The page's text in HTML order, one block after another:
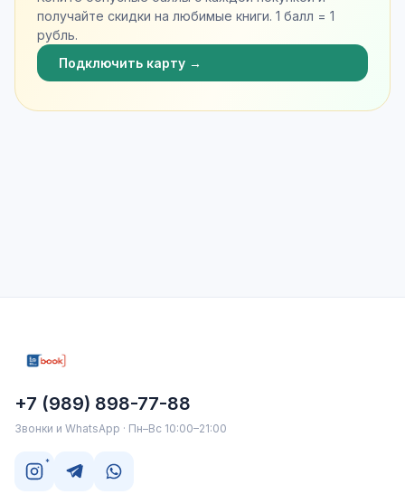
получайте скидки на любимые книги. 1 балл = 1
рубль.
Подключить карту →
+7 (989) 898-77-88
Звонки и WhatsApp · Пн–Вс 10:00–21:00
*